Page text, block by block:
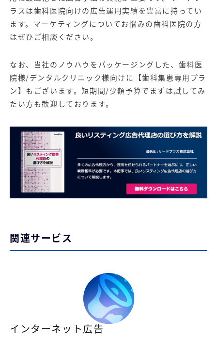
ラスは歯科医院向けの広告運用実績を豊富に持ってい
ます。マーケティングについてお悩みの歯科医院の方
はぜひご相談ください。
なお、当社のノウハウをパッケージングした、歯科医
院様/デンタルクリニック様向けに 【歯科集患専用プラ
ン】 もございます。短期間/少額予算でまずは試してみ
たい方も歓迎しております。
関連サービス
インターネット広告